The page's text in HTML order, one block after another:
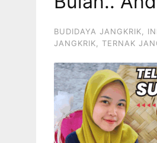
BUDIDAYA JANGKRIK
JANGKRIK
TERNAK